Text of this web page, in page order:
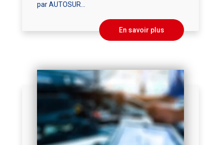
par AUTOSUR...
En savoir plus